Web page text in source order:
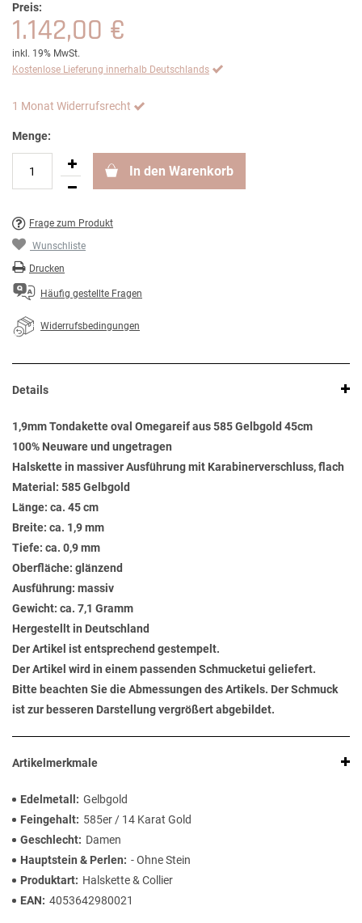
Preis:
1.142,00 €
inkl. 19% MwSt.
Kostenlose Lieferung innerhalb Deutschlands
1 Monat Widerrufsrecht
Menge:
In den Warenkorb
Frage zum Produkt
Wunschliste
Drucken
Häufig gestellte Fragen
Widerrufsbedingungen
Details
1,9mm Tondakette oval Omegareif aus 585 Gelbgold 45cm
100% Neuware und ungetragen
Halskette in massiver Ausführung mit Karabinerverschluss, flach
Material: 585 Gelbgold
Länge: ca. 45 cm
Breite: ca. 1,9 mm
Tiefe: ca. 0,9 mm
Oberfläche: glänzend
Ausführung: massiv
Gewicht: ca. 7,1 Gramm
Hergestellt in Deutschland
Der Artikel ist entsprechend gestempelt.
Der Artikel wird in einem passenden Schmucketui geliefert.
Bitte beachten Sie die Abmessungen des Artikels. Der Schmuck
ist zur besseren Darstellung vergrößert abgebildet.
Artikelmerkmale
Edelmetall
Gelbgold
Feingehalt
585er / 14 Karat Gold
Geschlecht
Damen
Hauptstein & Perlen
- Ohne Stein
Produktart
Halskette & Collier
EAN
4053642980021